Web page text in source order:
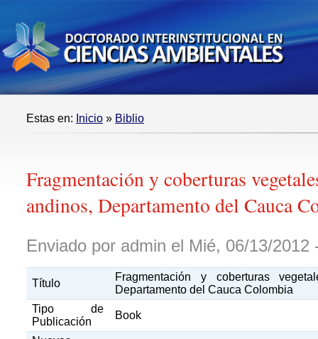
Estas en: Inicio » Biblio
Fragmentación y coberturas
andinos, Departamento del Cauca
Enviado por admin el Mié, 06/13/2012
Título
Fragmentación y coberturas
Departamento del Cauca Colombia
Tipo de
Publicación
Book